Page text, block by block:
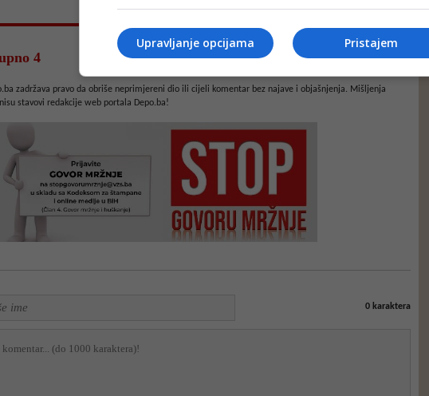
4
zadržava pravo da obriše neprimjereni dio ili cijeli komentar bez najave i objašnjenja. Mišljenja
stavovi redakcije web portala Depo.ba!
0karaktera
Pristajem
Upravljanje opcijama